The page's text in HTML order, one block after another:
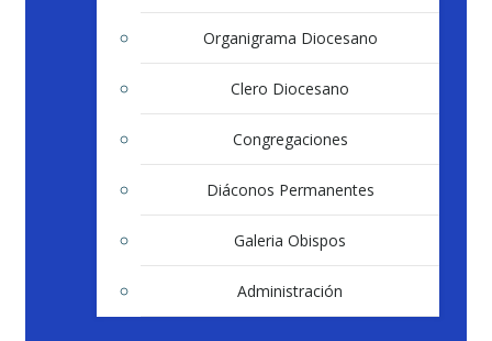
Organigrama Diocesano
Clero Diocesano
Congregaciones
Diáconos Permanentes
Galeria Obispos
Administración